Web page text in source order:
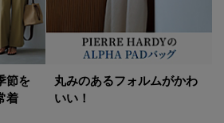
節を
着
丸みのあるフォルムがかわ
いい！